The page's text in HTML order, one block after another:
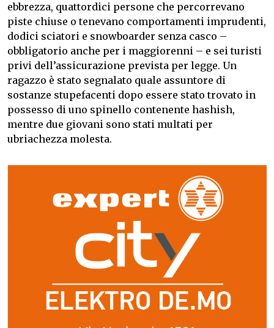
ebbrezza, quattordici persone che percorrevano
piste chiuse o tenevano comportamenti imprudenti,
dodici sciatori e snowboarder senza casco –
obbligatorio anche per i maggiorenni – e sei turisti
privi dell’assicurazione prevista per legge. Un
ragazzo è stato segnalato quale assuntore di
sostanze stupefacenti dopo essere stato trovato in
possesso di uno spinello contenente hashish,
mentre due giovani sono stati multati per
ubriachezza molesta.